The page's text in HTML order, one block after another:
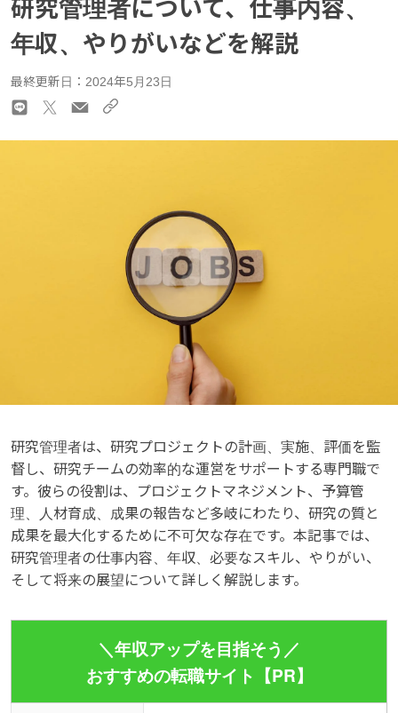
研究管理者について、仕事内容、
年収、やりがいなどを解説
最終更新日：2024年5月23日
研究管理者は、研究プロジェクトの計画、実施、評価を監
督し、研究チームの効率的な運営をサポートする専門職で
す。彼らの役割は、プロジェクトマネジメント、予算管
理、人材育成、成果の報告など多岐にわたり、研究の質と
成果を最大化するために不可欠な存在です。本記事では、
研究管理者の仕事内容、年収、必要なスキル、やりがい、
そして将来の展望について詳しく解説します。
＼年収アップを目指そう／
おすすめの転職サイト【PR】